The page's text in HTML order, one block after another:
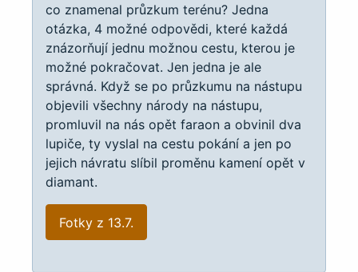
co znamenal průzkum terénu? Jedna
otázka, 4 možné odpovědi, které každá
znázorňují jednu možnou cestu, kterou je
možné pokračovat. Jen jedna je ale
správná. Když se po průzkumu na nástupu
objevili všechny národy na nástupu,
promluvil na nás opět faraon a obvinil dva
lupiče, ty vyslal na cestu pokání a jen po
jejich návratu slíbil proměnu kamení opět v
diamant.
Fotky z 13.7.